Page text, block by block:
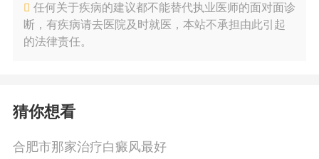
任何关于疾病的建议都不能替代执业医师的面对面诊
断，有疾病请去医院及时就医，本站不承担由此引起
的法律责任。
猜你想看
合肥市那家治疗白癜风最好